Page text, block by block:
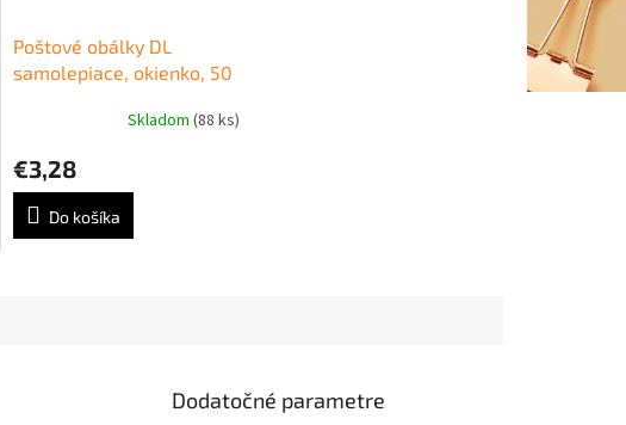
Poštové obálky DL
samolepiace, okienko, 50
Skladom(88 ks)
€3,28
Do košíka
Dodatočné parametre